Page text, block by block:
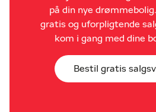
på din nye
gratis og uforpligtende
kom i gang med dine
Bestil gratis